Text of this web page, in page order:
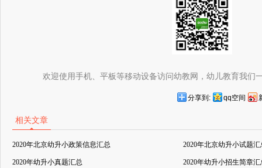
欢迎使用手机、平板等移动设备访问幼教网，幼儿教育我们
分享到: qq空间
相关文章
2020年北京幼升小政策信息汇总 2020年北京幼升小试题汇
2020年幼升小真题汇总 2020年幼升小招生简章汇